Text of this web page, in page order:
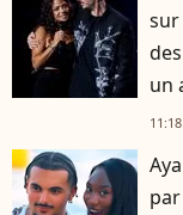
sur
un
11:18